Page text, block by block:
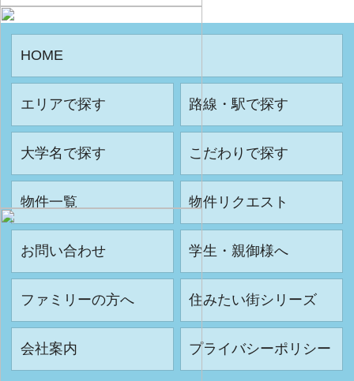
HOME
エリアで探す 路線・駅で探す
大学名で探す こだわりで探す
物件一覧 物件リクエスト
お問い合わせ 学生・親御様へ
ファミリーの方へ 住みたい街シリーズ
会社案内 プライバシーポリシー